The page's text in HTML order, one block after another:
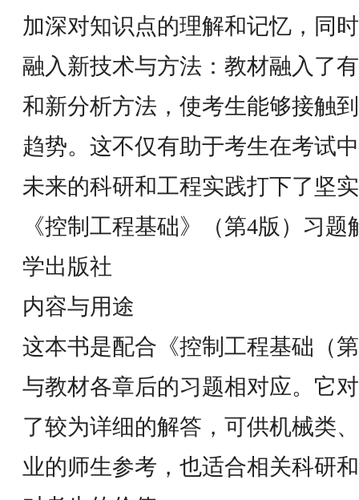
加深对知识点的理解和记忆，同
融入新技术与方法：教材融入了
和新分析方法，使考生能够接触
趋势。这不仅有助于考生在考试
未来的科研和工程实践打下了坚
《控制工程基础》（第4版）习
学出版社
内容与用途
这本书是配合《控制工程基础（
与教材各章后的习题相对应。它
了较为详细的解答，可供机械类
业的师生参考，也适合相关科研